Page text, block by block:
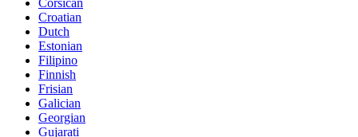
Corsican
Croatian
Dutch
Estonian
Filipino
Finnish
Frisian
Galician
Georgian
Gujarati